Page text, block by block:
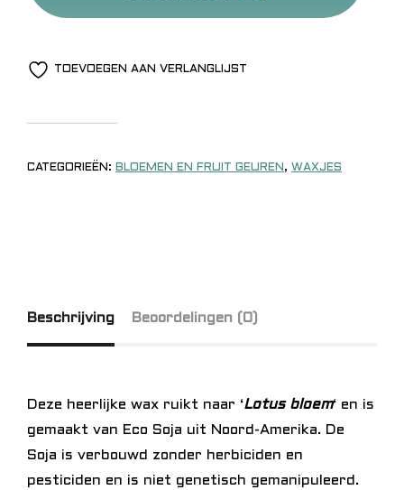
TOEVOEGEN AAN VERLANGLIJST
CATEGORIEËN: BLOEMEN EN FRUIT GEUREN , WAXJES
Beschrijving Beoordelingen (0)
Deze heerlijke wax ruikt naar ‘Lotus bloem‘ en is
gemaakt van Eco Soja uit Noord-Amerika. De
Soja is verbouwd zonder herbiciden en
pesticiden en is niet genetisch gemanipuleerd.